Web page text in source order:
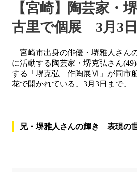
【宮崎】陶芸家・
古里で個展 3月3
宮崎市出身の俳優・堺雅人さん
に活動する陶芸家・堺克弘さん
する「堺克弘 作陶展Ⅵ」が同市
花で開かれている。3月3日まで。
兄・堺雅人さんの輝き 表現の